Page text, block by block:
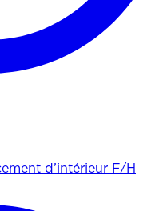
d’intérieur F/H